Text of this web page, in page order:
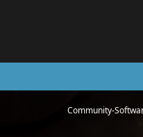
Community-